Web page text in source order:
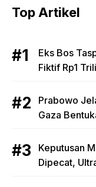
Top Artikel
Eks Bos
Fiktif Rp1
Prabowo
Gaza
Keputusan
Dipecat,